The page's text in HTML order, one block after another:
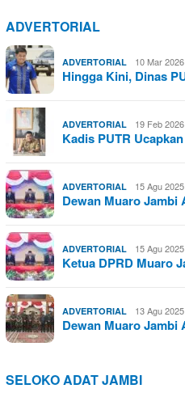
ADVERTORIAL
ADVERTORIAL 10 Mar
Hingga Kini, Dinas
ADVERTORIAL 19 Feb
Kadis PUTR
ADVERTORIAL 15 Agu
Dewan Muaro
ADVERTORIAL 15 Agu
Ketua DPRD Muaro
ADVERTORIAL 13 Agu
Dewan Muaro
SELOKO ADAT JAMBI